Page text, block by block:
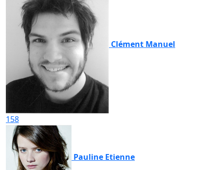
Clément Manuel
158
Pauline Etienne